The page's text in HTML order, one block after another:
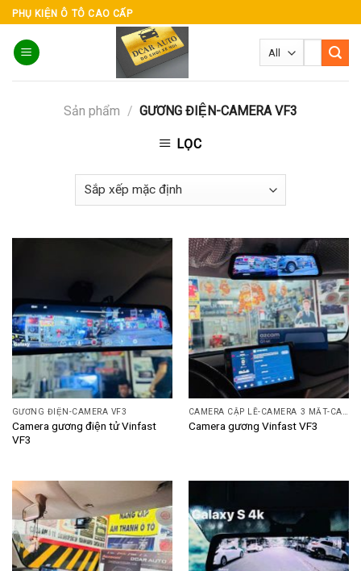
Skip
to
content
PHỤ KIỆN Ô TÔ CAO CẤP
Sản phẩm / GƯƠNG ĐIỆN-CAMERA VF3
LỌC
GƯƠNG ĐIỆN-CAMERA VF3
Camera gương điện tử Vinfast
VF3
Camera gương Vinfast VF3